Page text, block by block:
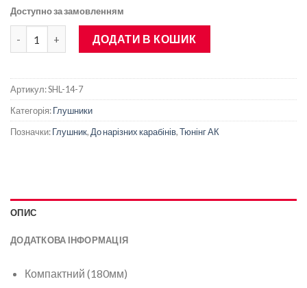
Доступно за замовленням
Саундмодератор Astur SHORT АКМ 7,62x39 14x1 Lh (ФОРТ,
ДОДАТИ В КОШИК
Артикул:SHL-14-7
Категорія:Глушники
Позначки:Глушник, До нарізних карабінів,Тюнінг АК
ОПИС
ДОДАТКОВА ІНФОРМАЦІЯ
Компактний (180мм)